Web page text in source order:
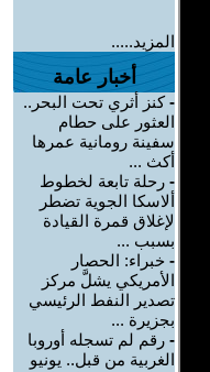
المزيد.....
أخبار عامة
-كنز أثري تحت البحر..
العثور على حطام
سفينة رومانية عمرها
أكث ...
- رحلة تابعة لخطوط
ألاسكا الجوية تضطر
لإغلاق قمرة القيادة
بسبب ...
- خبراء: الحصار
الأمريكي يشلَّ مركز
تصدير النفط الرئيسي
بجزيرة ...
- رقم لم تسجله أوروبا
الغربية من قبل.. يونيو